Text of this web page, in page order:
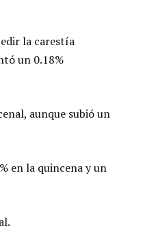
la carestía
un 0.18%
aunque subió un
en la quincena y un